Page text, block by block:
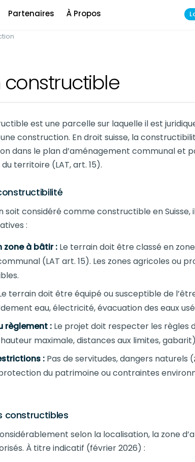
Partenaires À Propos
constructible
est une parcelle sur laquelle il est
construction. En droit suisse, la
dans le plan d’aménagement communal et
territoire (LAT, art. 15).
soit considéré comme constructible en Suisse,
:
à bâtir : Le terrain doit être classé en
(LAT art. 15). Les zones agricoles ou
terrain doit être équipé ou susceptible de
eau, électricité, évacuation des eaux
règlement : Le projet doit respecter les règles
hauteur maximale, distances aux limites,
: Pas de servitudes, dangers naturels
du patrimoine ou contraintes
constructibles
selon la localisation, la zone
À titre indicatif (février 2026) :